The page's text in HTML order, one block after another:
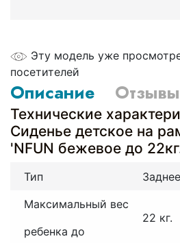
Эту модель уже
посетителей
Описание Отзывы
Технические
Сиденье детское на
'NFUN бежевое до
Тип
Заднее
Максимальный вес
ребенка до
22 кг.